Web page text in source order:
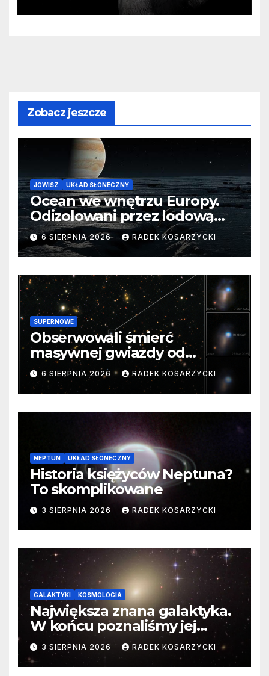
Zobacz jeszcze
JOWISZ UKŁAD SŁONECZNY
Ocean we wnętrzu Europy.
Odizolowani przez lodową
barierę
6 SIERPNIA 2026 RADEK KOSARZYCKI
SUPERNOWE
Obserwowali śmierć
masywnej gwiazdy od
samego początku. Niezwykle
cenne dane
6 SIERPNIA 2026 RADEK KOSARZYCKI
NEPTUN UKŁAD SŁONECZNY
Historia księżyców Neptuna?
To skomplikowane
3 SIERPNIA 2026 RADEK KOSARZYCKI
GALAKTYKI KOSMOLOGIA
Największa znana galaktyka.
W końcu poznaliśmy jej
faktyczne wymiary
3 SIERPNIA 2026 RADEK KOSARZYCKI